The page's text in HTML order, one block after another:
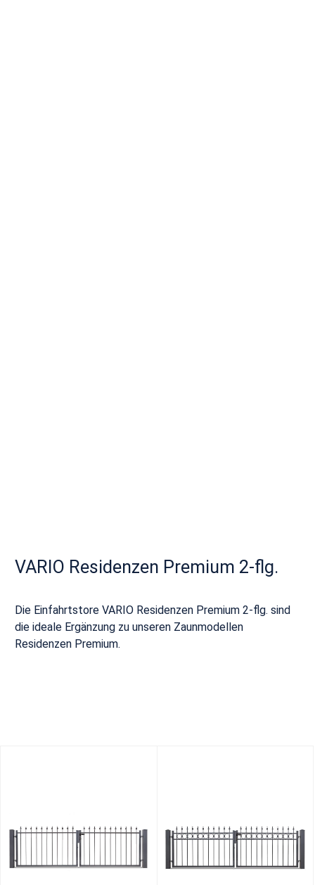
VARIO Residenzen Premium 2-flg.
Die Einfahrtstore VARIO Residenzen Premium 2-flg. sind
die ideale Ergänzung zu unseren Zaunmodellen
Residenzen Premium.